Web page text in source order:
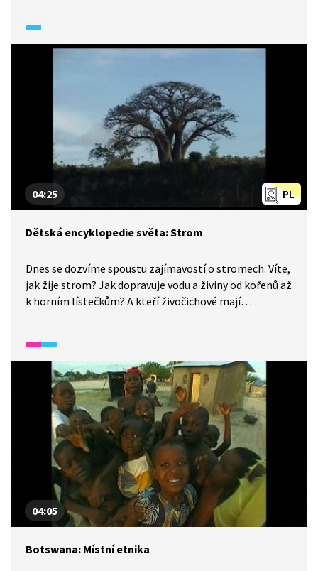
PL
04:25
Dětská encyklopedie světa: Strom
Dnes se dozvíme spoustu zajímavostí o stromech. Víte,
jak žije strom? Jak dopravuje vodu a živiny od kořenů až
k horním lístečkům? A kteří živočichové mají
vyzkoušet „kouzlo“ s citrónovou šťávou.
04:05
Botswana: Místní etnika